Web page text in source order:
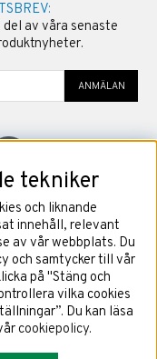
av våra senaste
ANMÄLAN
AB
tekniker
och liknande
innehåll, relevant
av vår webbplats. Du
och samtycker till vår
på "Stäng och
vilka cookies
Du kan läsa
cookiepolicy.